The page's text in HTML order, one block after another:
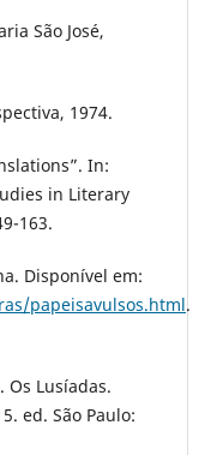
São José,
1974.
In:
in Literary
163.
Disponível em:
papeisavulsos.html.
Os Lusíadas.
ed. São Paulo: